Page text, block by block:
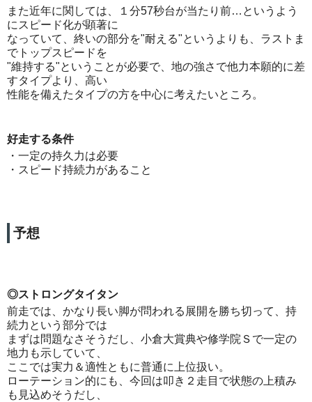
また近年に関しては、１分57秒台が当たり前…というよう
にスピード化が顕著に
なっていて、終いの部分を"耐える"というよりも、ラストま
でトップスピードを
"維持する"ということが必要で、地の強さで他力本願的に差
すタイプより、高い
性能を備えたタイプの方を中心に考えたいところ。
好走する条件
・一定の持久力は必要
・スピード持続力があること
予想
◎ストロングタイタン
前走では、かなり長い脚が問われる展開を勝ち切って、持
続力という部分では
まずは問題なさそうだし、小倉大賞典や修学院Ｓで一定の
地力も示していて、
ここでは実力＆適性ともに普通に上位扱い。
ローテーション的にも、今回は叩き２走目で状態の上積み
も見込めそうだし、